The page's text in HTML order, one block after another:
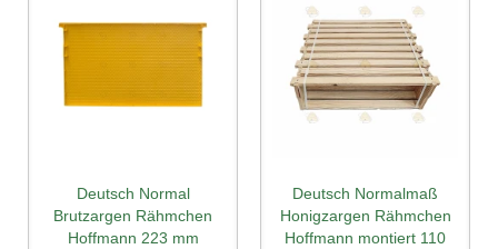
Deutsch Normal
Brutzargen Rähmchen
Hoffmann 223 mm
Deutsch Normalmaß
Honigzargen Rähmchen
Hoffmann montiert 110